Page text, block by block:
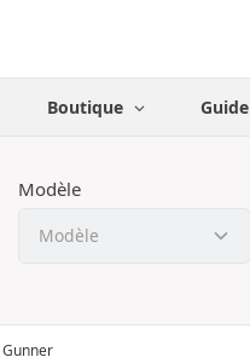
Boutique Guide
Modèle
Gunner